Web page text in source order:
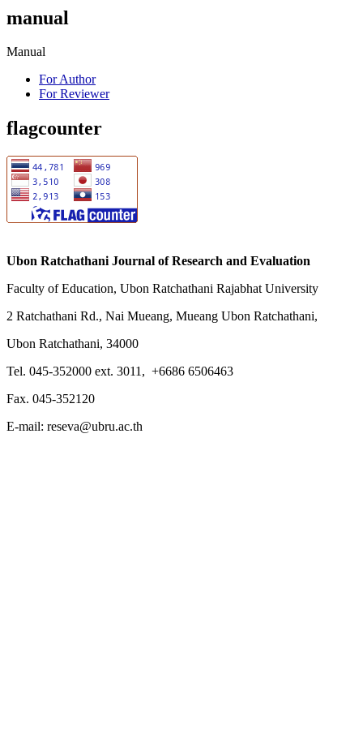
manual
Manual
For Author
For Reviewer
flagcounter
Ubon Ratchathani Journal of Research and Evaluation
Faculty of Education, Ubon Ratchathani Rajabhat University
2 Ratchathani Rd., Nai Mueang, Mueang Ubon Ratchathani,
Ubon Ratchathani, 34000
Tel. 045-352000 ext. 3011, +6686 6506463
Fax. 045-352120
E-mail: reseva@ubru.ac.th